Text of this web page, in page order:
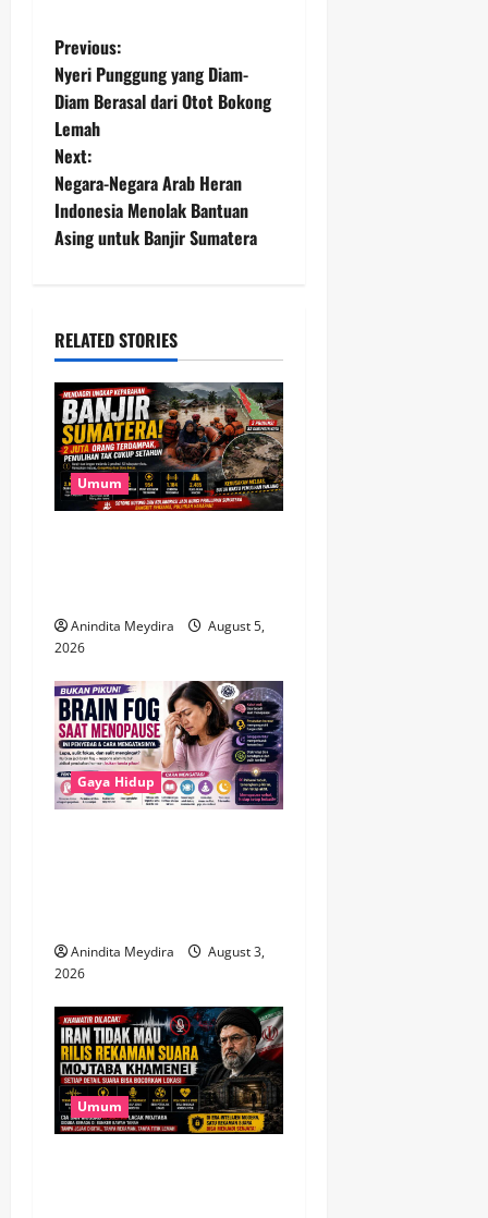
P
o
s
t
n
v
i
g
a
t
n
Previous:
Nyeri Punggung yang Diam-
Diam Berasal dari Otot Bokong
Lemah
Next:
Negara-Negara Arab Heran
Indonesia Menolak Bantuan
Asing untuk Banjir Sumatera
RELATED STORIES
Umum
Anindita Meydira
August 5,
2026
Gaya Hidup
Anindita Meydira
August 3,
2026
Umum